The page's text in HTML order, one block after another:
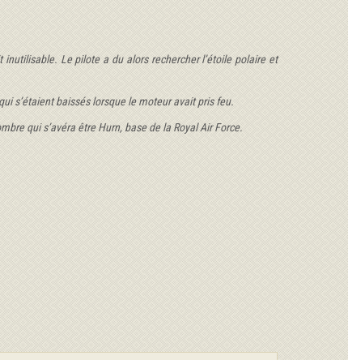
Le pilote a du alors rechercher l’étoile polaire et
s’étaient baissés lorsque le moteur avait pris feu.
qui s’avéra être Hurn, base de la Royal Air Force.